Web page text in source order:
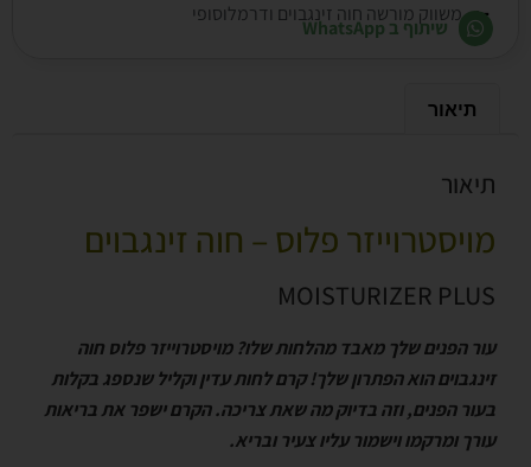
משווק מורשה חוה זינגבוים ודרמלוסופי
שיתוף ב WhatsApp
תיאור
תיאור
מויסטרוייזר פלוס – חוה זינגבוים
MOISTURIZER PLUS
עור הפנים שלך מאבד מהלחות שלו? מויסטרוייזר פלוס חוה
זינגבוים הוא הפתרון שלך! קרם לחות עדין וקליל שנספג בקלות
בעור הפנים, וזה בדיוק מה שאת צריכה. הקרם ישפר את בריאות
עורך ומרקמו וישמור עליו צעיר ובריא.